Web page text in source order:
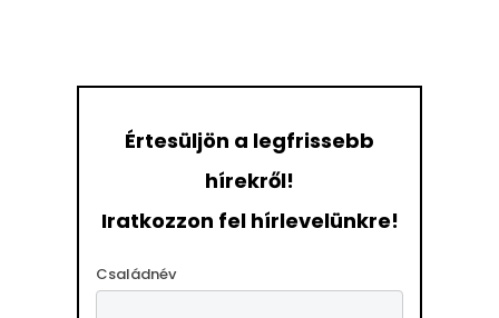
Értesüljön a legfrissebb
hírekről!
Iratkozzon fel hírlevelünkre!
Családnév